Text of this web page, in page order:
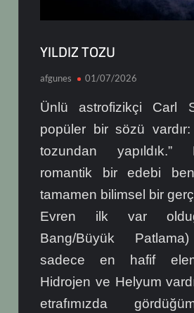
YILDIZ TOZU
afgunes 01/07/2026
Ünlü astrofizikçi Carl
popüler bir sözü vardır:
tozundan
romantik bir edebi
tamamen bilimsel bir
Evren ilk var
Bang/Büyük
sadece en hafif
Hidrojen ve Helyum
etrafımızda